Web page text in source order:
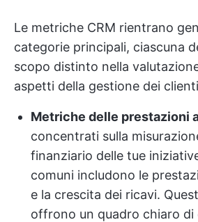
Le metriche CRM rientrano
categorie principali, ciascuna
scopo distinto nella
aspetti della gestione dei
Metriche delle prestazioni
concentrati sulla
finanziario delle tue
comuni includono le
e la crescita dei ricavi.
offrono un quadro chiaro di